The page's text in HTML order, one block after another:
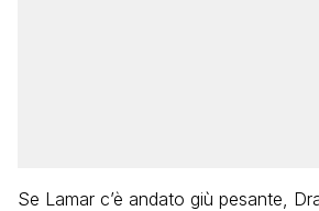
Se Lamar c’è andato giù pesante,